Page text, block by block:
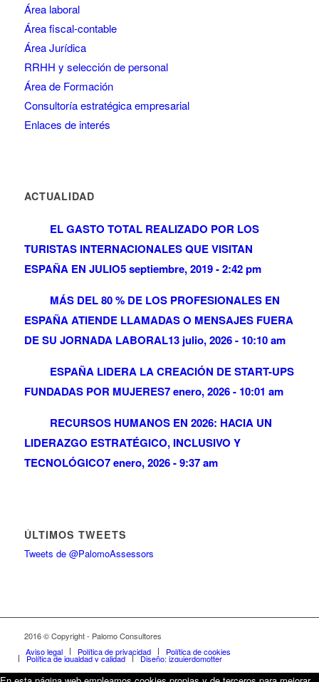
Área laboral
Área fiscal-contable
Área Jurídica
RRHH y selección de personal
Área de Formación
Consultoría estratégica empresarial
Enlaces de interés
ACTUALIDAD
EL GASTO TOTAL REALIZADO POR LOS
TURISTAS INTERNACIONALES QUE VISITAN
ESPAÑA EN JULIO5 septiembre, 2019 - 2:42 pm
MÁS DEL 80 % DE LOS PROFESIONALES EN
ESPAÑA ATIENDE LLAMADAS O MENSAJES FUERA
DE SU JORNADA LABORAL13 julio, 2026 - 10:10 am
ESPAÑA LIDERA LA CREACIÓN DE START-UPS
FUNDADAS POR MUJERES7 enero, 2026 - 10:01 am
RECURSOS HUMANOS EN 2026: HACIA UN
LIDERAZGO ESTRATÉGICO, INCLUSIVO Y
TECNOLÓGICO7 enero, 2026 - 9:37 am
ÚLTIMOS TWEETS
Tweets de @PalomoAssessors
2016 © Copyright - Palomo Consultores
Aviso legal
Política de privacidad Política de cookies
Política de igualdad y calidad Diseño: izquierdomotter